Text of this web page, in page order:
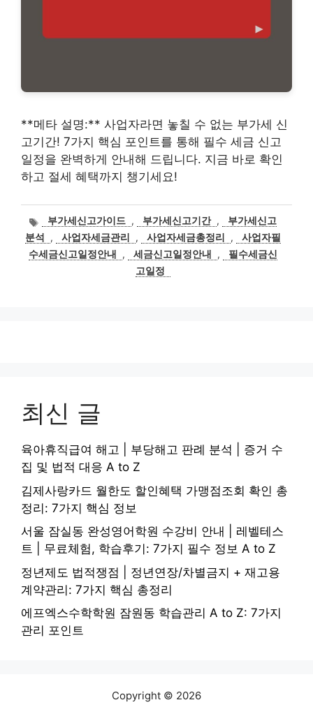
**메타 설명:** 사업자라면 놓칠 수 없는 부가세 신
고기간! 7가지 핵심 포인트를 통해 필수 세금 신고
일정을 완벽하게 안내해 드립니다. 지금 바로 확인
하고 절세 혜택까지 챙기세요!
태
그
부가세신고가이드 , 부가세신고기간 ,
부가세신고
분석
, 사업자세금관리 , 사업자세금총정리 ,
사업자필
수세금신고일정안내
, 세금신고일정안내 ,
필수세금신
고일정
최신 글
육아휴직급여 해고 | 부당해고 판례 분석 | 증거 수
집 및 법적 대응 A to Z
김제사랑카드 월한도 할인혜택 가맹점조회 확인 총
정리: 7가지 핵심 정보
서울 잠실동 완성영어학원 수강비 안내 | 레벨테스
트 | 무료체험, 학습후기: 7가지 필수 정보 A to Z
정년제도 법적쟁점 | 정년연장/차별금지 + 재고용
계약관리: 7가지 핵심 총정리
에프엑스수학학원 잠원동 학습관리 A to Z: 7가지
관리 포인트
Copyright © 2026